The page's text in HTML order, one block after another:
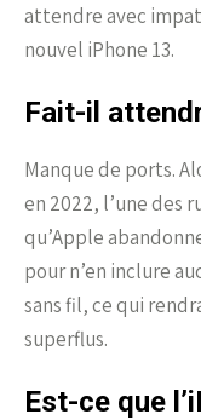
attendre avec
nouvel iPhone 13.
Fait-il
Manque de ports.
en 2022, l’une des
qu’Apple
pour n’en inclure
sans fil, ce qui
superflus.
Est-ce que